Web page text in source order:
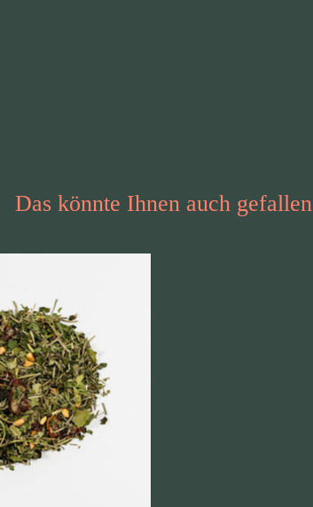
Das könnte Ihnen auch gefallen